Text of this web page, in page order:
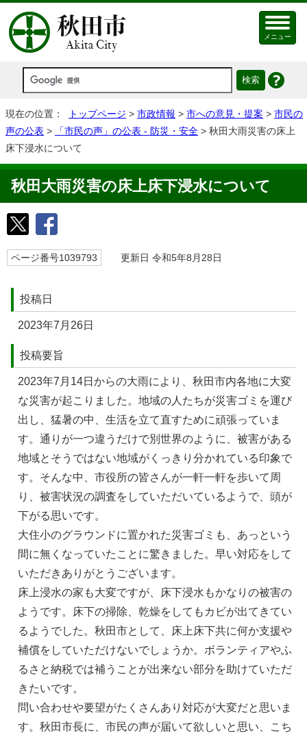
メニュー
現在の位置： トップページ > 市政情報 > 市への意見・提案 > 市民の
声の公表 > 「市民の声」の公表 - 防災・安全 > 秋⽥⼤⾬災害の床上
床下浸⽔について
秋⽥⼤⾬災害の床上床下浸⽔について
ページ番号1039793 更新日 令和5年8月28日
投稿日
2023年7月26日
投稿要旨
2023年7⽉14⽇からの⼤⾬により、秋⽥市内各地に⼤変
な災害が起こりました。地域の⼈たちが災害ゴミを運び
出し、猛暑の中、⽣活を⽴て直すために頑張っていま
す。通りが⼀つ違うだけで別世界のように、被害がある
地域とそうではない地域がくっきり分かれている印象で
す。そんな中、市役所の皆さんが⼀軒⼀軒を歩いて周
り、被害状況の調査をしていただいているようで、頭が
下がる思いです。
⼤住⼩のグラウンドに置かれた災害ゴミも、あっという
間に無くなっていたことに驚きました。早い対応をして
いただきありがとうございます。
床上浸⽔の家も⼤変ですが、床下浸⽔もかなりの被害の
ようです。床下の掃除、乾燥をしてもカビが出てきてい
るようでした。秋⽥市として、床上床下共に何か⽀援や
補償をしていただけないでしょうか。ボランティアやふ
るさと納税では補うことが出来ない部分を助けていただ
きたいです。
問い合わせや要望がたくさんあり対応が⼤変だと思いま
す。秋⽥市⻑に、市⺠の声が届いて欲しいと思い、こち